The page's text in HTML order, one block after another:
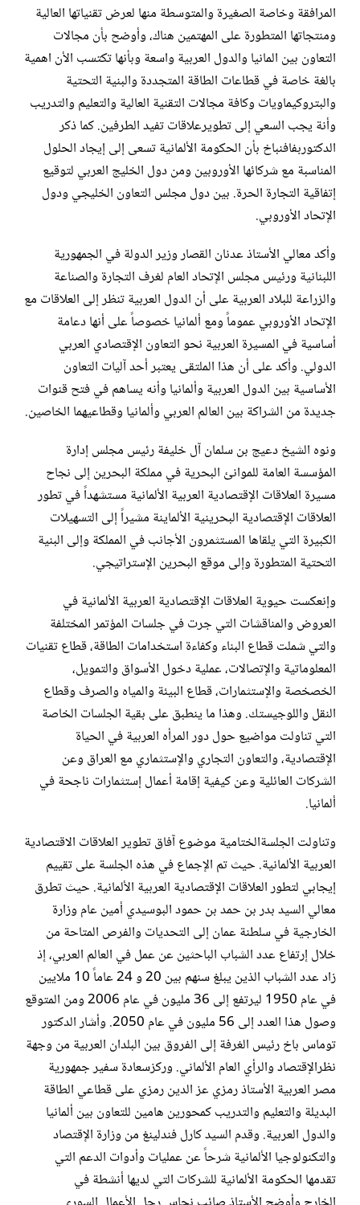
المرافقة وخاصة الصغيرة والمتوسطة منها ‏لعرض تقنياتها العالية
ومنتجاتها المتطورة على المهتمين هناك، وأوضح بأن مجالات
التعاون بين المانيا والدول العربية ‏واسعة وبأنها تكتسب الأن اهمية
بالغة خاصة في قطاعات الطاقة المتجددة والبنية التحتية
والبتروكيماويات وكافة ‏مجالات التقنية العالية والتعليم والتدريب
وأنة يجب السعي إلى تطويرعلاقات تفيد الطرفين. كما ذكر
الدكتوربفافنباخ بأن ‏الحكومة الألمانية تسعى إلى إيجاد الحلول
المناسبة مع شركائها الأوروبين ومن دول الخليج العربي لتوقيع
إتفاقية ‏التجارة الحرة. بين دول مجلس التعاون الخليجي ودول
الإتحاد الأوروبي.‏
وأكد معالي الأستاذ عدنان القصار وزير الدولة في الجمهورية
اللبنانية ورئيس مجلس الإتحاد العام لغرف التجارة ‏والصناعة
والزراعة للبلاد العربية على أن الدول العربية تنظر إلى العلاقات مع
الإتحاد الأوروبي عموماً ومع ألمانيا ‏خصوصاً على أنها دعامة
أساسية في المسيرة العربية نحو التعاون الإقتصادي العربي
الدولي. وأكد على أن هذا الملتقى ‏يعتبر أحد آليات التعاون
الأساسية بين الدول العربية وألمانيا وأنه يساهم في فتح قنوات
جديدة من الشراكة بين العالم ‏العربي وألمانيا وقطاعيهما الخاصين.‏
ونوه الشيخ دعيج بن سلمان آل خليفة رئيس مجلس إدارة
المؤسسة العامة للموانئ البحرية في مملكة البحرين إلى نجاح
‏مسيرة العلاقات الإقتصادية العربية الألمانية مستشهداً في تطور
العلاقات الإقتصادية البحرينية الألماينة مشيراً إلى ‏التسهيلات
الكبيرة التي يلقاها المستثمرون الأجانب في المملكة وإلى البنية
التحتية المتطورة وإلى موقع البحرين ‏الإستراتيجي.
وإنعكست حيوية العلاقات الإقتصادية العربية الألمانية في
العروض والمناقشات التي جرت في جلسات المؤتمر المختلفة
‏والتي شملت قطاع البناء وكفاءة استخدامات الطاقة، قطاع تقنيات
المعلوماتية والإتصالات، عملية دخول الأسواق ‏والتمويل،
الخصخصة والإستثمارات، قطاع البيئة والمياه والصرف وقطاع
النقل واللوجيستك. وهذا ما ينطبق على بقية ‏الجلسات الخاصة
التي تناولت مواضيع حول دور المرأه العربية في الحياة
الإقتصادية، والتعاون التجاري والإستثماري ‏مع العراق وعن
الشركات العائلية وعن كيفية إقامة أعمال إستثمارات ناجحة في
ألمانيا. ‏
وتناولت الجلسةالختامية موضوع آفاق تطوير العلاقات الاقتصادية
العربية الألمانية. حيث تم الإجماع في هذه الجلسة ‏على تقييم
إيجابي لتطور العلاقات الإقتصادية العربية الألمانية. حيث تطرق
معالي السيد بدر بن حمد بن حمود ‏البوسيدي أمين عام وزارة
الخارجية في سلطنة عمان إلى التحديات والفرص المتاحة من
خلال إرتفاع عدد الشباب ‏الباحثين عن عمل في العالم العربي، إذ
زاد عدد الشباب الذين يبلغ سنهم بين 20 و 24 عاماً 10 ملايين
في عام 1950 ‏ليرتفع إلى 36 مليون في عام 2006 ومن المتوقع
وصول هذا العدد إلى 56 مليون في عام 2050. وأشار الدكتور
‏توماس باخ رئيس الغرفة إلى الفروق بين البلدان العربية من وجهة
نظرالإقتصاد والرأي العام الألماني. وركزسعادة ‏سفير جمهورية
مصر العربية الأستاذ رمزي عز الدين رمزي على قطاعي الطاقة
البديلة والتعليم والتدريب كمحورين ‏هامين للتعاون بين ألمانيا
والدول العربية. وقدم السيد كارل فندلينغ من وزارة الإقتصاد
والتكنولوجيا الألمانية شرحاً عن ‏عمليات وأدوات الدعم التي
تقدمها الحكومة الألمانية للشركات التي لديها أنشطة في